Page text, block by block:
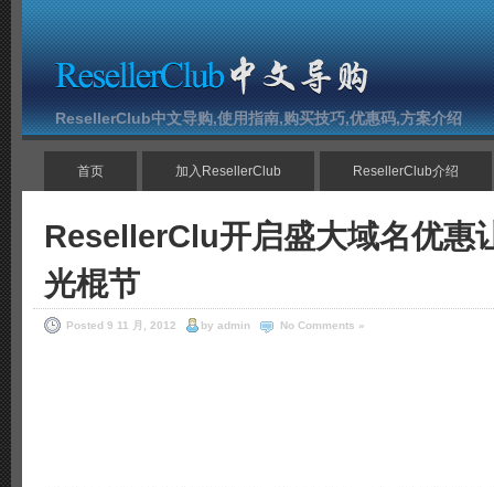
ResellerClub中文导购,使用指南,购买技巧,优惠码,方案介绍
首页 加入ResellerClub ResellerClub介绍
ResellerClu开启盛大域名优惠
光棍节
Posted 9 11 月, 2012 by admin No Comments »